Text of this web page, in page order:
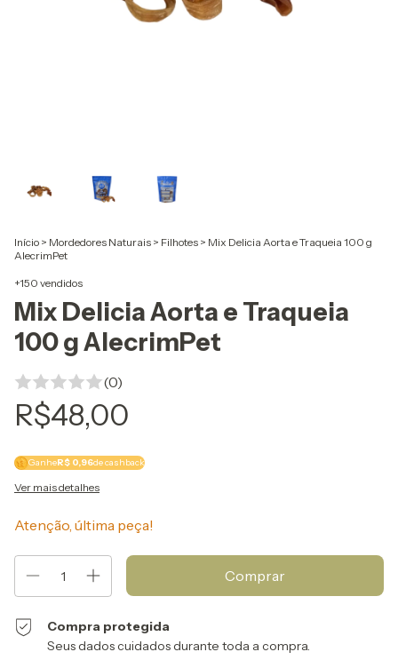
Início > Mordedores Naturais > Filhotes > Mix Delicia Aorta e Traqueia 100 g
AlecrimPet
+150 vendidos
Mix Delicia Aorta e Traqueia
100 g AlecrimPet
(0)
R$48,00
GanheR$ 0,96de cashback
Ver mais detalhes
Atenção, última peça!
Compra protegida
Seus dados cuidados durante toda a compra.